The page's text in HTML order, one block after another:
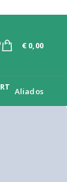
€ 0,00
Aliados